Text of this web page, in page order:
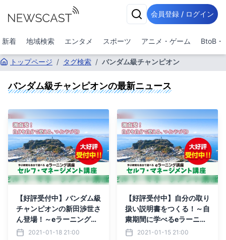
会員登録 / ログイン
新着 地域検索 エンタメ スポーツ アニメ・ゲーム BtoB・
トップページ / タグ検索 / バンダム級チャンピオン
バンダム級チャンピオンの最新ニュース
【好評受付中】バンダム級
チャンピオンの新田渉世さ
ん登場！～eラーニング講
座！2021-01-18 21:00
【好評受付中】自分の取り
扱い説明書をつくる！～自
粛期間に学べるeラーニン
グ～2021-01-15 21:00